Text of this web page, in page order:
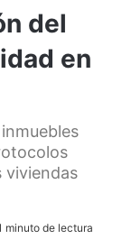
del
en
viviendas
minuto de lectura